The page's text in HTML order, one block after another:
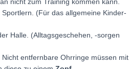
(Für das allgemeine Kinder-
Halle. (Alltagsgeschehen, -sorgen
entfernbare Ohrringe müssen mit